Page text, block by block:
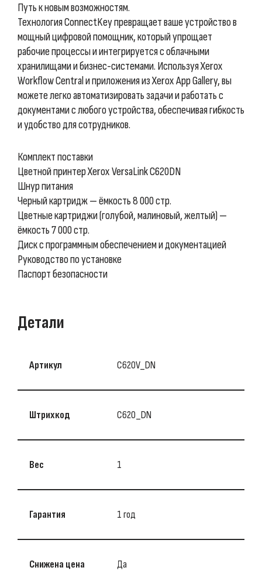
Путь к новым возможностям.
Технология ConnectKey превращает ваше устройство в
мощный цифровой помощник, который упрощает
рабочие процессы и интегрируется с облачными
хранилищами и бизнес-системами. Используя Xerox
Workflow Central и приложения из Xerox App Gallery, вы
можете легко автоматизировать задачи и работать с
документами с любого устройства, обеспечивая гибкость
и удобство для сотрудников.
Комплект поставки
Цветной принтер Xerox VersaLink C620DN
Шнур питания
Черный картридж — ёмкость 8 000 стр.
Цветные картриджи (голубой, малиновый, желтый) —
ёмкость 7 000 стр.
Диск с программным обеспечением и документацией
Руководство по установке
Паспорт безопасности
Детали
Артикул C620V_DN
Штрихкод С620_DN
Вес 1
Гарантия 1 год
Снижена цена Да